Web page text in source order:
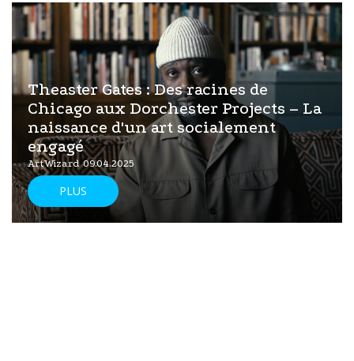
Theaster Gates : Des racines de
Chicago aux Dorchester Projects – La
naissance d'un art socialement
engagé
ArtWizard 09.04.2025
PLUS